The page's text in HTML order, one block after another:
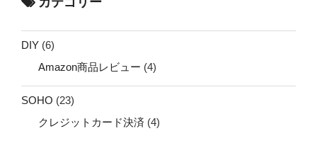
DIY (6)
Amazon商品レビュー (4)
SOHO (23)
クレジットカード決済 (4)